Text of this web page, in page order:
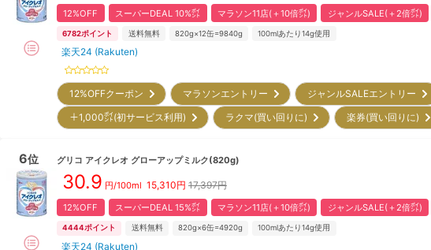
12%OFF スーパーDEAL 10%㌽ マラソン11店(＋10倍㌽) ジャンルSALE(＋2倍㌽)
6782ポイント 送料無料 820g×12缶=9840g 100mlあたり14g使用
楽天24 (Rakuten)
12%OFFクーポン マラソンエントリー ジャンルSALEエントリー
＋1,000㌽(初サービス利用)
ラクマ(買い回りに) 楽券(買い回りに)
6位 グリコ アイクレオ グローアップミルク(820g)
30.9 円/100ml 15,310円 17,397円
12%OFF スーパーDEAL 15%㌽ マラソン11店(＋10倍㌽) ジャンルSALE(＋2倍㌽)
4444ポイント 送料無料 820g×6缶=4920g 100mlあたり14g使用
楽天24 (Rakuten)